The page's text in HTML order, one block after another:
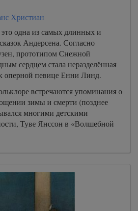
Христиан
одна из самых длинных и
Андерсена. Согласно
прототипом Снежной
сердцем стала неразделённая
оперной певице Енни Линд.
встречаются упоминания о
зимы и смерти (позднее
многими детскими
Туве Янссон в «Волшебной